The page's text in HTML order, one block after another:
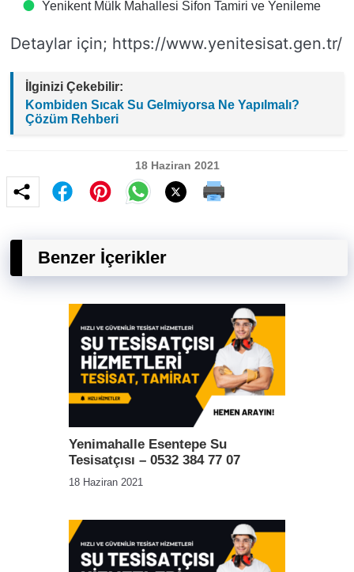
Yenikent Mülk Mahallesi Sifon Tamiri ve Yenileme
Detaylar için; https://www.yenitesisat.gen.tr/
İlginizi Çekebilir:
Kombiden Sıcak Su Gelmiyorsa Ne Yapılmalı?
Çözüm Rehberi
18 Haziran 2021
Benzer İçerikler
Yenimahalle Esentepe Su
Tesisatçısı – 0532 384 77 07
18 Haziran 2021